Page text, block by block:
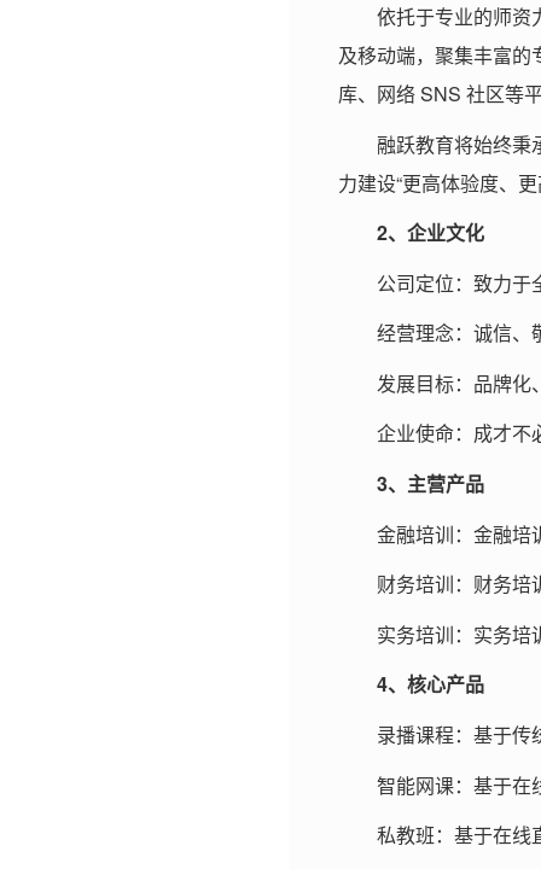
依托于专业的师资
及移动端，聚集丰富
库、网络 SNS 社区等
融跃教育将始终秉
力建设“更高体验度、
2、企业文化
公司定位：致力于
经营理念：诚信、
发展目标：品牌化
企业使命：成才不
3、主营产品
金融培训：金融培
财务培训：财务培
实务培训：实务培
4、核心产品
录播课程：基于传
智能网课：基于在
私教班：基于在线